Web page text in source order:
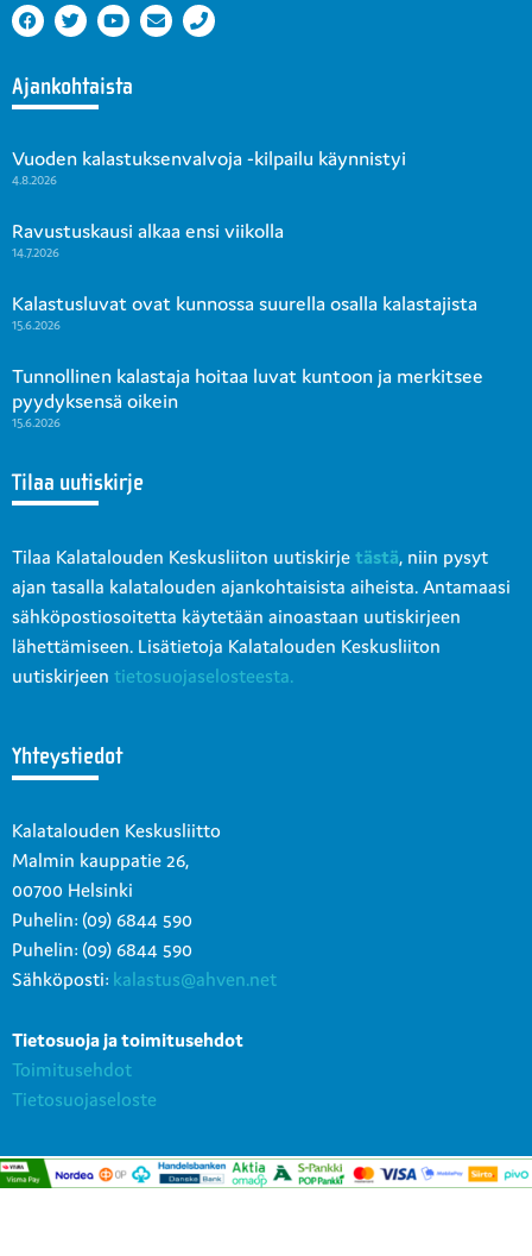
Ajankohtaista
Vuoden kalastuksenvalvoja -kilpailu käynnistyi
4.8.2026
Ravustuskausi alkaa ensi viikolla
14.7.2026
Kalastusluvat ovat kunnossa suurella osalla kalastajista
15.6.2026
Tunnollinen kalastaja hoitaa luvat kuntoon ja merkitsee
pyydyksensä oikein
15.6.2026
Tilaa uutiskirje
Tilaa Kalatalouden Keskusliiton uutiskirje tästä, niin pysyt
ajan tasalla kalatalouden ajankohtaisista aiheista. Antamaasi
sähköpostiosoitetta käytetään ainoastaan uutiskirjeen
lähettämiseen. Lisätietoja Kalatalouden Keskusliiton
uutiskirjeen tietosuojaselosteesta.
Yhteystiedot
Kalatalouden Keskusliitto
Malmin kauppatie 26,
00700 Helsinki
Puhelin: (09) 6844 590
Puhelin: (09) 6844 590
Sähköposti: kalastus@ahven.net
Tietosuoja ja toimitusehdot
Toimitusehdot
Tietosuojaseloste